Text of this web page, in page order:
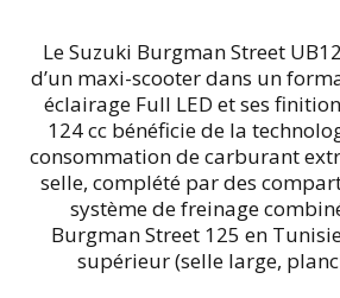
Le Suzuki Burgman Street
d’un maxi-scooter dans un
éclairage Full LED et ses
124 cc bénéficie de la
consommation de carburant
selle, complété par des
système de freinage
Burgman Street 125 en
supérieur (selle large,